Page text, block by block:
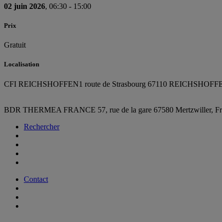
02 juin 2026, 06:30 - 15:00
Prix
Gratuit
Localisation
CFI REICHSHOFFEN1 route de Strasbourg 67110
BDR THERMEA FRANCE 57, rue de la gare 67580 Mertzwiller,
Rechercher
Contact